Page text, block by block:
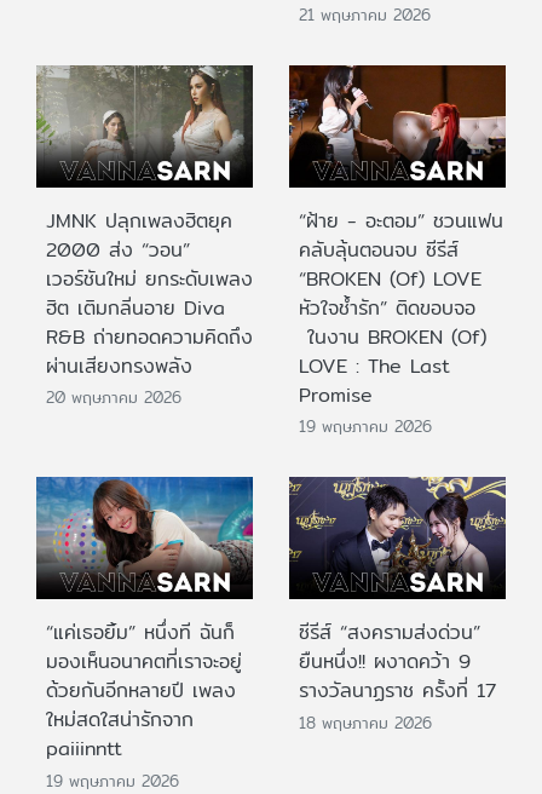
21 พฤษภาคม 2026
JMNK ปลุกเพลงฮิตยุค
2000 ส่ง “วอน”
เวอร์ชันใหม่ ยกระดับเพลง
ฮิต เติมกลิ่นอาย Diva
R&B ถ่ายทอดความคิดถึง
ผ่านเสียงทรงพลัง
20 พฤษภาคม 2026
“ฝ้าย - อะตอม” ชวนแฟน
คลับลุ้นตอนจบ ซีรีส์
“BROKEN (Of) LOVE
หัวใจช้ำรัก” ติดขอบจอ
ในงาน BROKEN (Of)
LOVE : The Last
Promise
19 พฤษภาคม 2026
“แค่เธอยิ้ม” หนึ่งที ฉันก็
มองเห็นอนาคตที่เราจะอยู่
ด้วยกันอีกหลายปี เพลง
ใหม่สดใสน่ารักจาก
paiiinntt
19 พฤษภาคม 2026
ซีรีส์ “สงครามส่งด่วน”
ยืนหนึ่ง!! ผงาดคว้า 9
รางวัลนาฏราช ครั้งที่ 17
18 พฤษภาคม 2026